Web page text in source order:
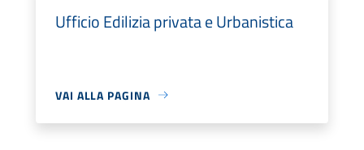
Ufficio Edilizia privata e Urbanistica
VAI ALLA PAGINA